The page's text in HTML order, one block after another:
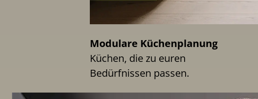
Modulare Küchenplanung
Küchen, die zu euren
Bedürfnissen passen.